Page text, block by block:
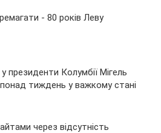
- 80 років Леву
президенти Колумбії Мігель
понад тиждень у важкому стані
через відсутність